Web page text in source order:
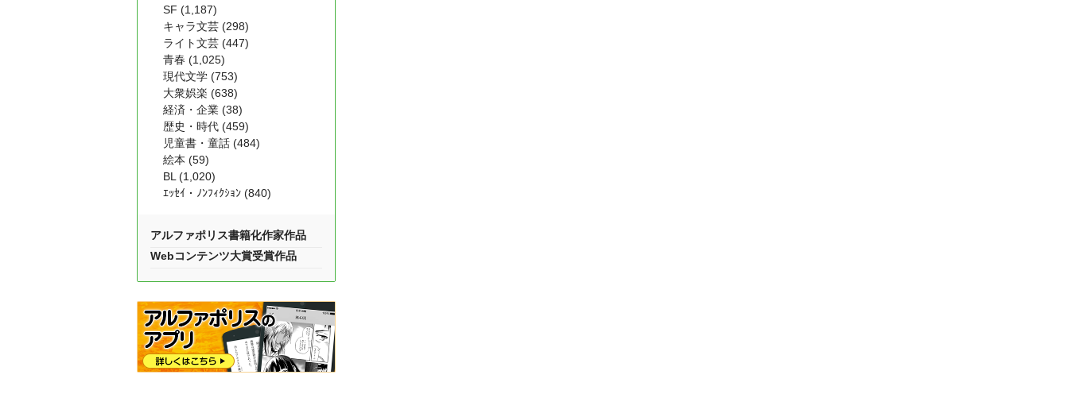
SF (1,187)
キャラ文芸 (298)
ライト文芸 (447)
青春 (1,025)
現代文学 (753)
大衆娯楽 (638)
経済・企業 (38)
歴史・時代 (459)
児童書・童話 (484)
絵本 (59)
BL (1,020)
ｴｯｾｲ・ﾉﾝﾌｨｸｼｮﾝ (840)
アルファポリス書籍化作家作品
Webコンテンツ大賞受賞作品